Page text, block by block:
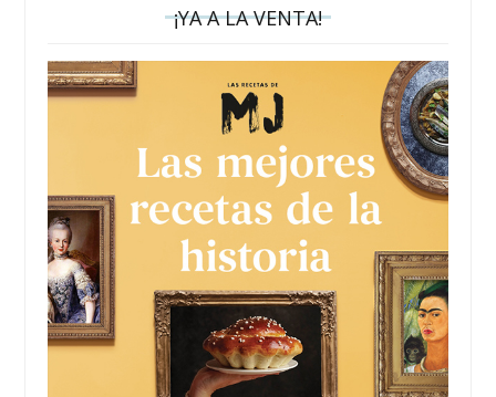
¡YA A LA VENTA!